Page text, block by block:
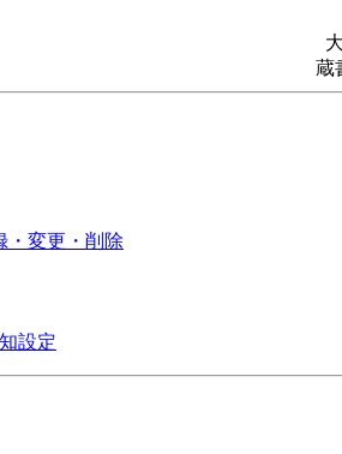
蔵
・変更・削除
設定